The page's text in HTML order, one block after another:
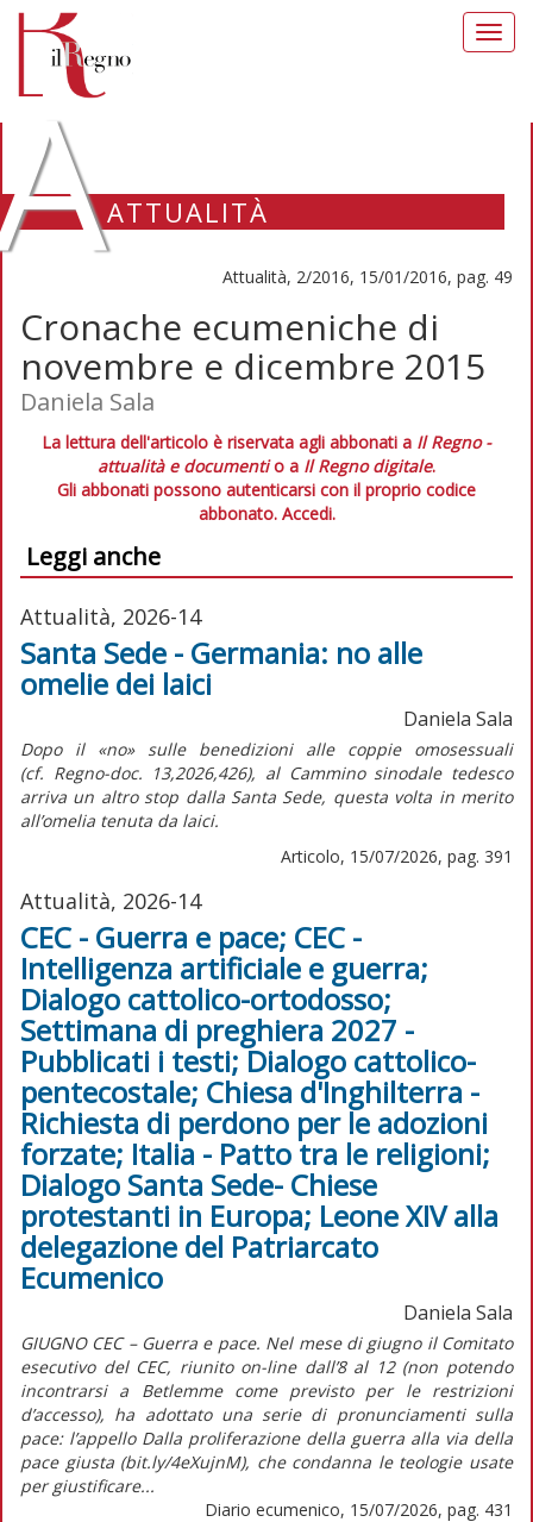
ATTUALITÀ
Attualità, 2/2016, 15/01/2016, pag. 49
Cronache ecumeniche di
novembre e dicembre 2015
Daniela Sala
La lettura dell'articolo è riservata agli abbonati a Il Regno -
attualità e documentio a Il Regno digitale.
Gli abbonati possono autenticarsi con il proprio codice
abbonato. Accedi.
Leggi anche
Attualità, 2026-14
Santa Sede - Germania: no alle
omelie dei laici
Daniela Sala
Dopo il «no» sulle benedizioni alle coppie omosessuali
(cf. Regno-doc. 13,2026,426), al Cammino sinodale tedesco
arriva un altro stop dalla Santa Sede, questa volta in merito
all’omelia tenuta da laici.
Articolo, 15/07/2026, pag. 391
Attualità, 2026-14
CEC - Guerra e pace; CEC -
Intelligenza artificiale e guerra;
Dialogo cattolico-ortodosso;
Settimana di preghiera 2027 -
Pubblicati i testi; Dialogo cattolico-
pentecostale; Chiesa d'Inghilterra -
Richiesta di perdono per le adozioni
forzate; Italia - Patto tra le religioni;
Dialogo Santa Sede- Chiese
protestanti in Europa; Leone XIV alla
delegazione del Patriarcato
Ecumenico
Daniela Sala
GIUGNO CEC – Guerra e pace. Nel mese di giugno il Comitato
esecutivo del CEC, riunito on-line dall’8 al 12 (non potendo
incontrarsi a Betlemme come previsto per le restrizioni
d’accesso), ha adottato una serie di pronunciamenti sulla
pace: l’appello Dalla proliferazione della guerra alla via della
pace giusta (bit.ly/4eXujnM), che condanna le teologie usate
per giustificare...
Diario ecumenico, 15/07/2026, pag. 431